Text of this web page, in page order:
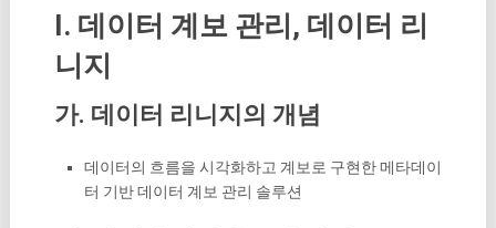
I. 데이터 계보 관리, 데이터 리
니지
가. 데이터 리니지의 개념
데이터의 흐름을 시각화하고 계보로 구현한 메타데이
터 기반 데이터 계보 관리 솔루션